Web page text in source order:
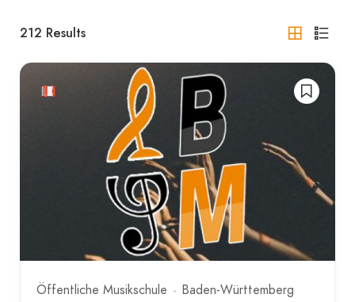
212 Results
Öffentliche Musikschule Baden-Württemberg